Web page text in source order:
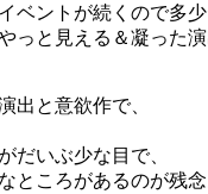
ベントが続くので多
っと見える＆凝った
出と意欲作で、
だいぶ少な目で、
ところがあるのが残念